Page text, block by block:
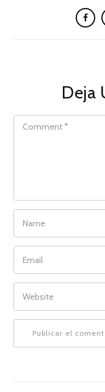
Deja
COMMENT
NAME
EMAIL
WEBSITE